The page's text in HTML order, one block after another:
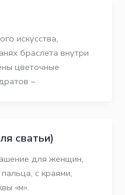
искусства,
браслета внутри
цветочные
–
сватьи)
для женщин,
с краями,
«м».